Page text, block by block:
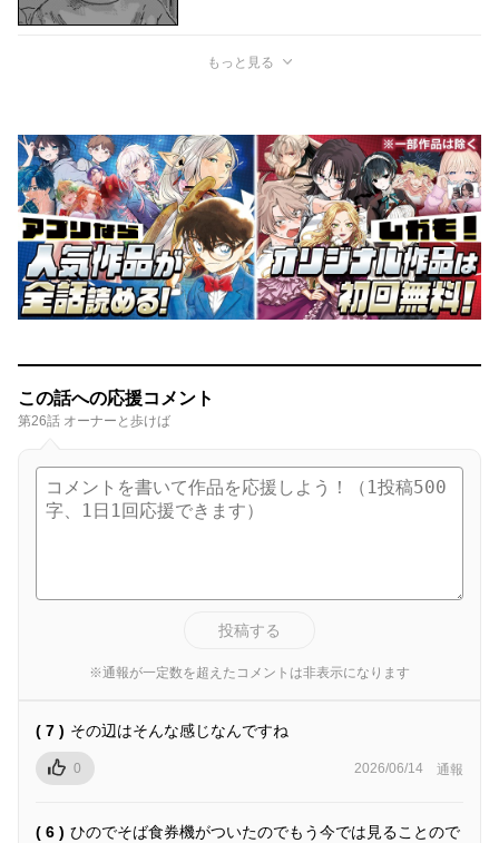
もっと見る
この話への応援コメント
第26話 オーナーと歩けば
投稿する
※通報が一定数を超えたコメントは非表示になります
( 7 ) その辺はそんな感じなんですね
0 2026/06/14 通報
( 6 ) ひのでそば食券機がついたのでもう今では見ることので